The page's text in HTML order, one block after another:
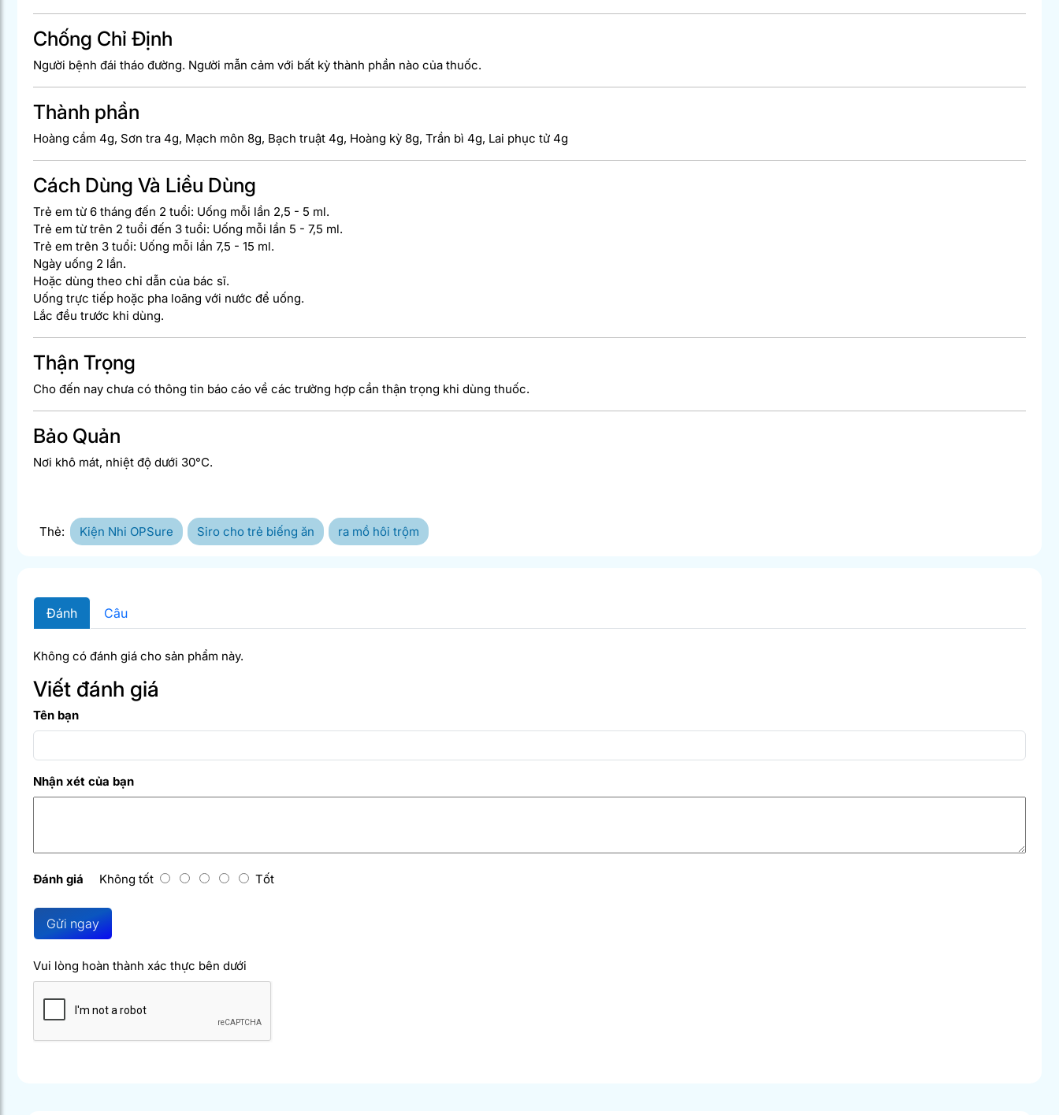
Chống Chỉ Định
Người bệnh đái tháo đường. Người mẫn cảm với bất kỳ thành phần nào của thuốc.
Thành phần
Hoàng cầm 4g, Sơn tra 4g, Mạch môn 8g, Bạch truật 4g, Hoàng kỳ 8g, Trần bì 4g, Lai phục tử 4g
Cách Dùng Và Liều Dùng
Trẻ em từ 6 tháng đến 2 tuổi: Uống mỗi lần 2,5 - 5 ml.
Trẻ em từ trên 2 tuổi đến 3 tuổi: Uống mỗi lần 5 - 7,5 ml.
Trẻ em trên 3 tuổi: Uống mỗi lần 7,5 - 15 ml.
Ngày uống 2 lần.
Hoặc dùng theo chỉ dẫn của bác sĩ.
Uống trực tiếp hoặc pha loãng với nước để uống.
Lắc đều trước khi dùng.
Thận Trọng
Cho đến nay chưa có thông tin báo cáo về các trường hợp cần thận trọng khi dùng thuốc.
Bảo Quản
Nơi khô mát, nhiệt độ dưới 30°C.
Thẻ: Kiện Nhi OPSure Siro cho trẻ biếng ăn ra mồ hôi trộm
Đánh Câu
Không có đánh giá cho sản phẩm này.
Viết đánh giá
Tên bạn
Nhận xét của bạn
Đánh giá Không tốt Tốt
Gửi ngay
Vui lòng hoàn thành xác thực bên dưới